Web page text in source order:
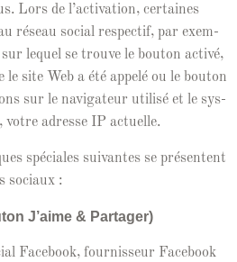
Lors de l’ac­ti­va­tion, cer­taines
réseau social respec­tif, par exem­
sur lequel se trou­ve le bou­ton activé,
le site Web a été appelé ou le bou­ton
sur le nav­i­ga­teur util­isé et le sys­
votre adresse IP actuelle.
spé­ciales suiv­antes se présen­tent
sociaux :
J’aime & Partager)
Face­book, four­nisseur Face­book